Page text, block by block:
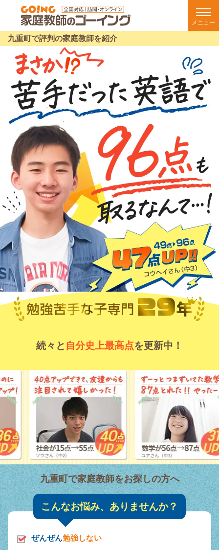
メニュー
九重町で評判の家庭教師を紹介
続々と 自分史上最高点を更新中！
九重町で家庭教師をお探しの方へ
こんなお悩み、ありませんか？
ぜんぜん勉強しない